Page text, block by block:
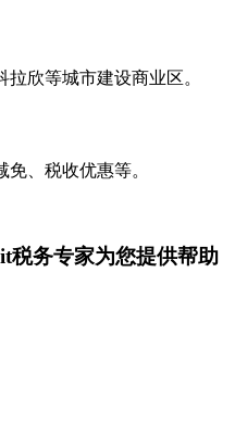
欣等城市建设商业区。
、税收优惠等。
税务专家为您提供帮助